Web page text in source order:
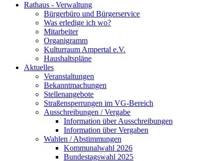
Rathaus - Verwaltung
Bürgerbüro und Bürgerservice
Was erledige ich wo?
Mitarbeiter
Organigramm
Kulturraum Ampertal e.V.
Haushaltspläne
Aktuelles
Veranstaltungen
Bekanntmachungen
Stellenangebote
Straßensperrungen im VG-Bereich
Ausschreibungen / Vergabe
Information über Ausschreibungen
Information über Vergaben
Wahlen / Abstimmungen
Kommunalwahl 2026
Bundestagswahl 2025